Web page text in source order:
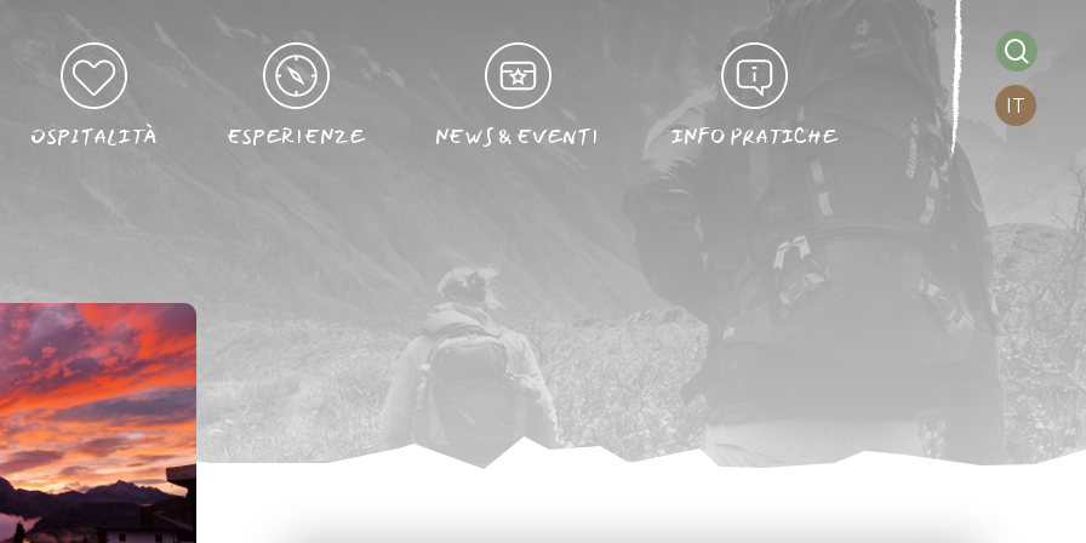
IT
OSPITALITÀ ESPERIENZE NEWS & EVENTI INFO PRATICHE